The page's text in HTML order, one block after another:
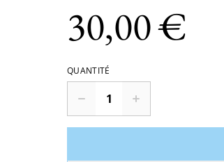
30,00 €
QUANTITÉ